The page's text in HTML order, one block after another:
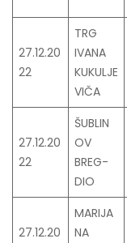
27.12.20
22
TRG
IVANA
KUKULJE
VIČA
27.12.20
22
ŠUBLIN
OV
BREG-
DIO
27.12.20
MARIJA
NA